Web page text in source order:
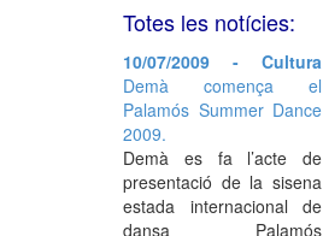
Totes les notícies:
10/07/2009 - Cultura
Demà comença el
Palamós Summer Dance
2009.
Demà es fa l’acte de
presentació de la sisena
estada internacional de
dansa Palamós